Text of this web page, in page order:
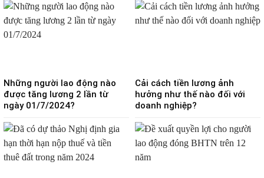
Những người lao động nào
được tăng lương 2 lần từ
ngày 01/7/2024?
Cải cách tiền lương ảnh
hưởng như thế nào đối với
doanh nghiệp?